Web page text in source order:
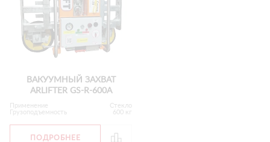
ВАКУУМНЫЙ ЗАХВАТ
ARLIFTER GS-R-600А
Применение
Стекло
Грузоподъемность
600 кг
ПОДРОБНЕЕ